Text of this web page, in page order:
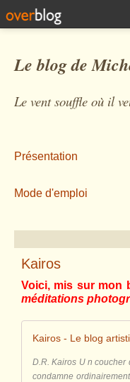
Le blog de
Le vent souffle où il
Présentation
Mode d'emploi
Kairos
Voici, mis sur mon
méditations
Kairos - Le blog
D.R. Kairos U n
condamne